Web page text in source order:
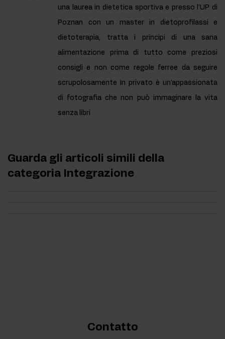
una laurea in dietetica sportiva e presso l'UP di
Poznan con un master in dietoprofilassi e
dietoterapia, tratta i principi di una sana
alimentazione prima di tutto come preziosi
consigli e non come regole ferree da seguire
scrupolosamente In privato è un'appassionata
di fotografia che non può immaginare la vita
senza libri
Guarda gli articoli simili della
categoria Integrazione
Contatto